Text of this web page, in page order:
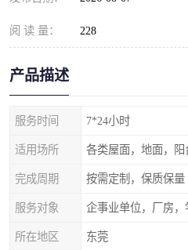
阅 读 量： 228
产品描述
服务时间 7*24小时
适用场所
完成周期 按需定制，保质保量
服务对象
所在地区 东莞